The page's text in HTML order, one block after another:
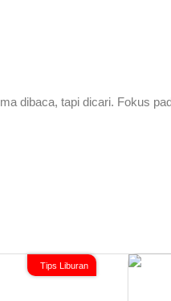
dibaca, tapi dicari. Fokus
Tips Liburan